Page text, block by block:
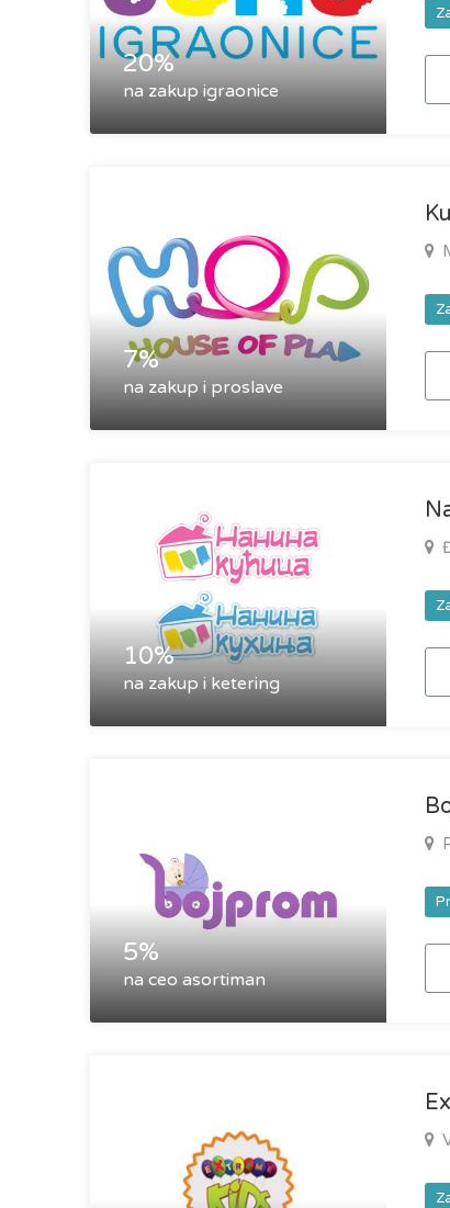
20%
na zakup igraonice
7%
na zakup i proslave
10%
na zakup i ketering
5%
na ceo asortiman